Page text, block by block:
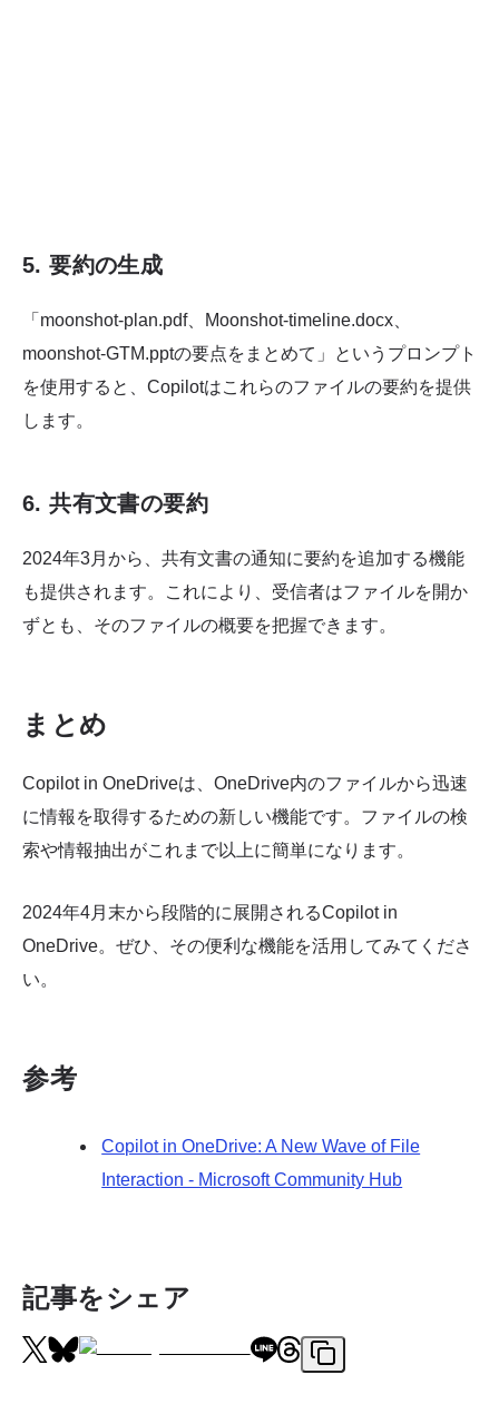
5. 要約の生成
「moonshot-plan.pdf、Moonshot-timeline.docx、
moonshot-GTM.pptの要点をまとめて」というプロンプト
を使用すると、Copilotはこれらのファイルの要約を提供
します。
6. 共有文書の要約
2024年3月から、共有文書の通知に要約を追加する機能
も提供されます。これにより、受信者はファイルを開か
ずとも、そのファイルの概要を把握できます。
まとめ
Copilot in OneDriveは、OneDrive内のファイルから迅速
に情報を取得するための新しい機能です。ファイルの検
索や情報抽出がこれまで以上に簡単になります。
2024年4月末から段階的に展開されるCopilot in
OneDrive。ぜひ、その便利な機能を活用してみてくださ
い。
参考
Copilot in OneDrive: A New Wave of File
Interaction - Microsoft Community Hub
記事をシェア